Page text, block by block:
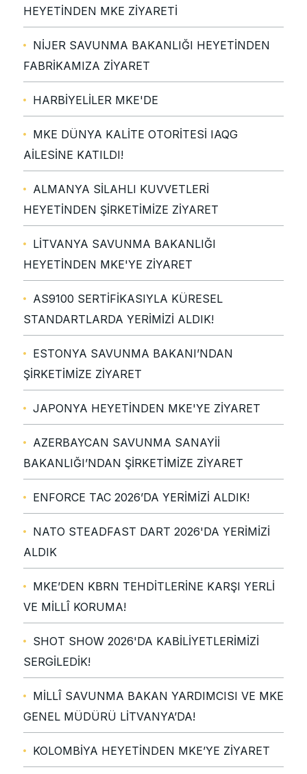
HEYETİNDEN MKE ZİYARETİ
NİJER SAVUNMA BAKANLIĞI HEYETİNDEN
FABRİKAMIZA ZİYARET
HARBİYELİLER MKE'DE
MKE DÜNYA KALİTE OTORİTESİ IAQG
AİLESİNE KATILDI!
ALMANYA SİLAHLI KUVVETLERİ
HEYETİNDEN ŞİRKETİMİZE ZİYARET
LİTVANYA SAVUNMA BAKANLIĞI
HEYETİNDEN MKE'YE ZİYARET
AS9100 SERTİFİKASIYLA KÜRESEL
STANDARTLARDA YERİMİZİ ALDIK!
ESTONYA SAVUNMA BAKANI’NDAN
ŞİRKETİMİZE ZİYARET
JAPONYA HEYETİNDEN MKE'YE ZİYARET
AZERBAYCAN SAVUNMA SANAYİİ
BAKANLIĞI’NDAN ŞİRKETİMİZE ZİYARET
ENFORCE TAC 2026’DA YERİMİZİ ALDIK!
NATO STEADFAST DART 2026'DA YERİMİZİ
ALDIK
MKE’DEN KBRN TEHDİTLERİNE KARŞI YERLİ
VE MİLLÎ KORUMA!
SHOT SHOW 2026'DA KABİLİYETLERİMİZİ
SERGİLEDİK!
MİLLÎ SAVUNMA BAKAN YARDIMCISI VE MKE
GENEL MÜDÜRÜ LİTVANYA’DA!
KOLOMBİYA HEYETİNDEN MKE’YE ZİYARET